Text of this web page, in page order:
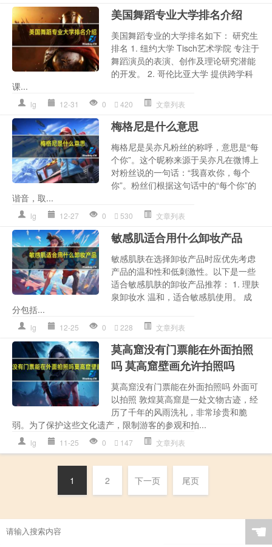
美国舞蹈专业大学排名介绍
美国舞蹈专业的大学排名如下： 研究生
排名 1. 纽约大学 Tisch艺术学院 专注于
舞蹈演员的表演、创作及理论研究潜能
的开发。 2. 哥伦比亚大学 提供跨学科
课...
lg 12-31 0 420 文章列表
梅格尼是什么意思
梅格尼是吴亦凡粉丝的称呼，意思是“每
个你”。这个昵称来源于吴亦凡在微博上
对粉丝说的一句话：“我喜欢你，每个
你”。粉丝们根据这句话中的“每个你”的
谐音，取...
lg 12-27 0 530 文章列表
敏感肌适合用什么卸妆产品
敏感肌肤在选择卸妆产品时应优先考虑
产品的温和性和低刺激性。以下是一些
适合敏感肌肤的卸妆产品推荐： 1. 理肤
泉卸妆水 温和，适合敏感肌使用。 成
分包括...
lg 12-25 0 228 文章列表
莫高窟没有门票能在外面拍照
吗 莫高窟壁画允许拍照吗
莫高窟没有门票能在外面拍照吗 外面可
以拍照 敦煌莫高窟是一处文物古迹，经
历了千年的风雨洗礼，非常珍贵和脆
弱。为了保护这些文化遗产，限制游客的参观和拍...
lg 11-25 0 147 文章列表
1 2 下一页 尾页
☚